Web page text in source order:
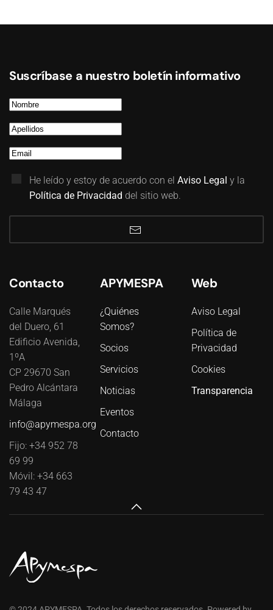
Suscríbase a nuestro boletín informativo
He leído y estoy de acuerdo con el Aviso Legal y la
Política de Privacidad del sitio web.
Contacto
Calle Marqués
del Duero, 61
Edificio Avenida,
1ºA
CP 29670 San
Pedro Alcántara
Málaga
info@apymespa.org
Fijo: +34 952 78
69 99
Móvil: +34 663
79 43 47
APYMESPA
¿Quiénes
Somos?
Socios
Servicios
Noticias
Eventos
Contacto
Web
Aviso Legal
Política de
Privacidad
Cookies
Transparencia